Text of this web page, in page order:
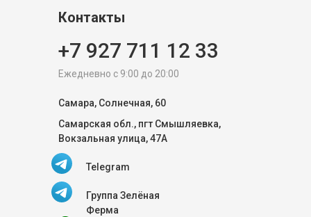
Контакты
Ежедневно с 9:00 до 20:00
Самарская обл., пгт Смышляевка,
Вокзальная улица, 47А
Самара, Солнечная, 60
Telegram
Группа Зелёная
Ферма
+7 927 711 12 33